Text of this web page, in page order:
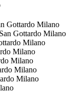
Gottardo Milano
Gottardo Milano
Milano
Milano
Milano
Milano
Milano